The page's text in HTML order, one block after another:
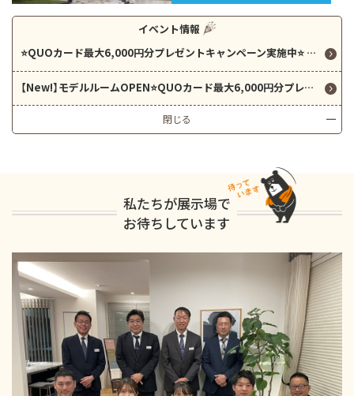
イベント情報
⭐QUOカード最大6,000円分プレゼントキャンペーン実施中⭐ 人気のGRAND SMARTとi-smart、ブリアールをご見学できます！
【New!】モデルルームOPEN⭐QUOカード最大6,000円分プレゼントキャンペーン実施中⭐ 人気の平屋＆2階建てを同時にご見学可能です！！
閉じる
私たちが展示場で
お待ちしています